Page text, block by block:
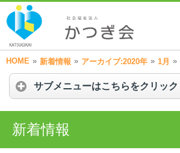
HOME » 新着情報 » アーカイブ:2020年 » 1月 »
サブメニューはこちらをクリック
新着情報